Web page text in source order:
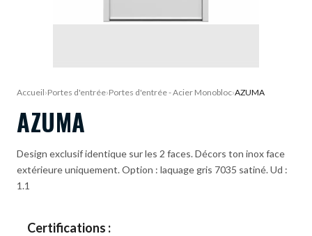
Accueil›Portes d'entrée›Portes d'entrée - Acier Monobloc›AZUMA
AZUMA
Design exclusif identique sur les 2 faces. Décors ton inox face
extérieure uniquement. Option : laquage gris 7035 satiné. Ud :
1.1
Certifications :